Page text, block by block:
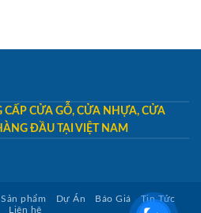
CỬA GỖ, CỬA NHỰA, CỬA
ĐẦU TẠI VIỆT NAM
Sản phẩm Dự Án Báo Giá
Tin Tức
Liên hệ